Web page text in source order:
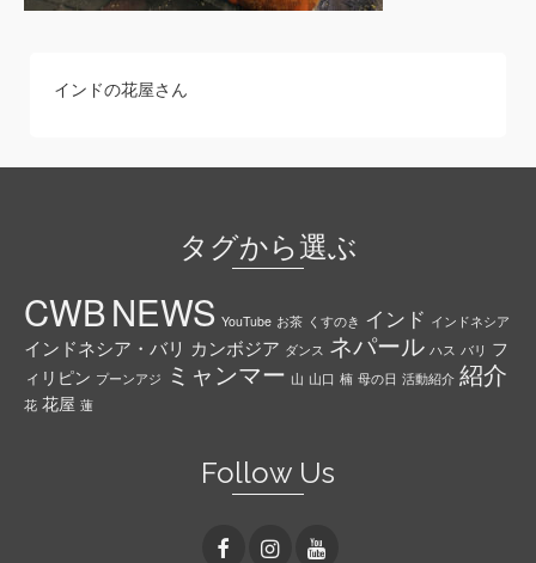
インドの花屋さん
タグから選ぶ
CWBNEWS YouTube お茶 くすのき インド インドネシア
インドネシア・バリ カンボジア ダンス ネパール ハス バリ フ
ィリピン プーンアジ ミャンマー 山 山口 楠 母の日 活動紹介 紹介
花 花屋 蓮
Follow Us